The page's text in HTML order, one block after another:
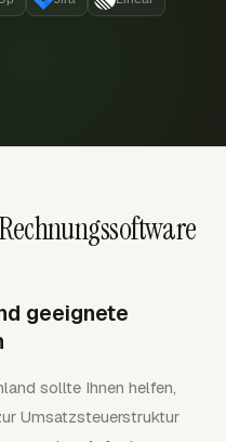
geeignete
sollte Ihnen helfen,
Umsatzsteuerstruktur